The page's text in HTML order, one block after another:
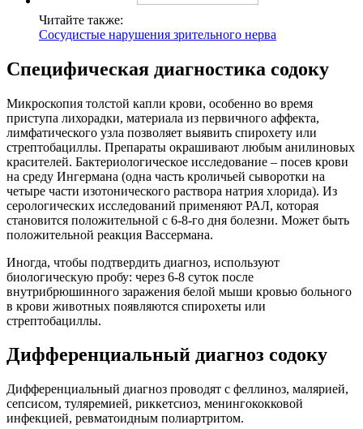
Читайте также:
Сосудистые нарушения зрительного нерва
Специфическая диагностика содоку
Микроскопия толстой капли крови, особенно во время
приступа лихорадки, материала из первичного аффекта,
лимфатического узла позволяет выявить спирохету или
стрептобациллы. Препараты окрашивают любым анилиновых
красителей. Бактериологическое исследование – посев крови
на среду Ингермана (одна часть кроличьей сыворотки на
четыре части изотонического раствора натрия хлорида). Из
серологических исследований применяют РАЛ, которая
становится положительной с 6-8-го дня болезни. Может быть
положительной реакция Вассермана.
Иногда, чтобы подтвердить диагноз, используют
биологическую пробу: через 6-8 суток после
внутрибрюшинного заражения белой мыши кровью больного
в крови животных появляются спирохеты или
стрептобациллы.
Дифференциальный диагноз содоку
Дифференциальный диагноз проводят с феллиноз, малярией,
сепсисом, туляремией, риккетсиоз, менингококковой
инфекцией, ревматоидным полиартритом.